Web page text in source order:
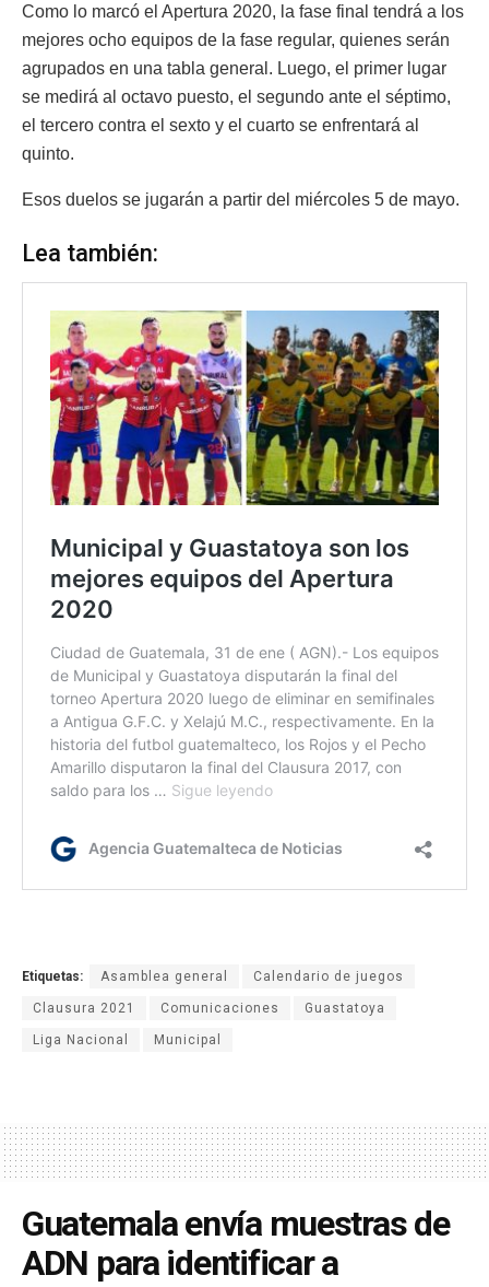
Como lo marcó el Apertura 2020, la fase final tendrá a los
mejores ocho equipos de la fase regular, quienes serán
agrupados en una tabla general. Luego, el primer lugar
se medirá al octavo puesto, el segundo ante el séptimo,
el tercero contra el sexto y el cuarto se enfrentará al
quinto.
Esos duelos se jugarán a partir del miércoles 5 de mayo.
Lea también:
Etiquetas: Asamblea general Calendario de juegos
Clausura 2021 Comunicaciones Guastatoya
Liga Nacional Municipal
Guatemala envía muestras de
ADN para identificar a